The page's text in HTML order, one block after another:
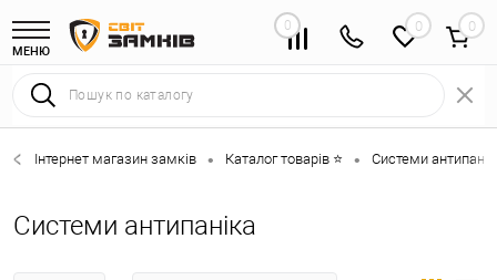
МЕНЮ
0 0
Інтернет магазин замків • Каталог товарів ⭐ • Системи
Системи антипаніка